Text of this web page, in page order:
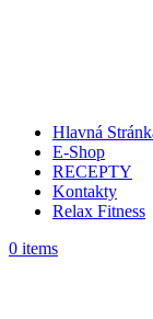
Hlavná
E-Shop
RECEPTY
Kontakty
Relax Fitness
0 items